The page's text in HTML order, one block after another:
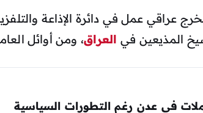
عراقي عمل في دائرة الإذاعة
المذيعين في العراق، ومن أوائل
في عدن رغم التطورات السياسية